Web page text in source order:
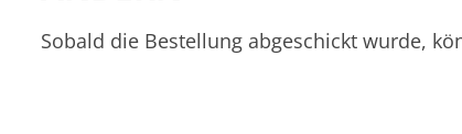
Sobald die Bestellung abgeschickt wurde,